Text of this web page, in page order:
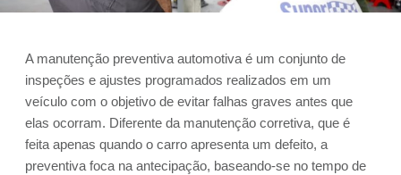
A manutenção preventiva automotiva é um conjunto de
inspeções e ajustes programados realizados em um
veículo com o objetivo de evitar falhas graves antes que
elas ocorram. Diferente da manutenção corretiva, que é
feita apenas quando o carro apresenta um defeito, a
preventiva foca na antecipação, baseando-se no tempo de